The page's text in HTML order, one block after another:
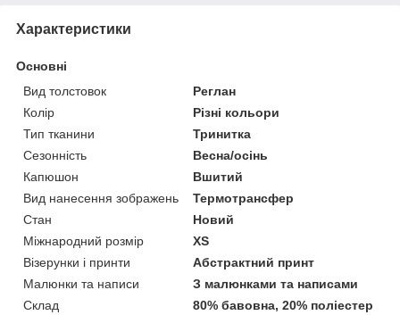
Характеристики
Основні
Вид толстовок
Реглан
Колір
Різні кольори
Тип тканини
Тринитка
Сезонність
Весна/осінь
Капюшон
Вшитий
Вид нанесення зображень
Термотрансфер
Стан
Новий
Міжнародний розмір
XS
Візерунки і принти
Абстрактний принт
Малюнки та написи
З малюнками та написами
Склад
80% бавовна, 20% поліестер